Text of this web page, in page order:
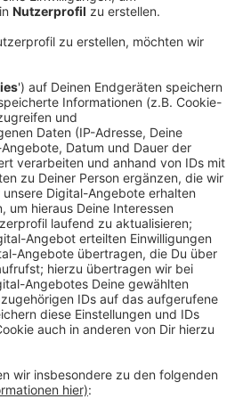
dem Beschluss weitere Schritte
zu verhindern. NRW solle
Bund machen. Denn auch die
Thema auf der Agenda. Der
die andere Hälfte der
sich stärker an den
So müssten Städte
nicht immer weiter Zinsen
weiter verschulden.
Antrag auf Teilnahme am
des Landes stellen, und
mit einer Entlastung in